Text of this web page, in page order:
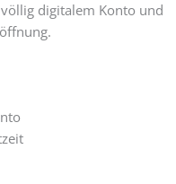
digitalem Konto und